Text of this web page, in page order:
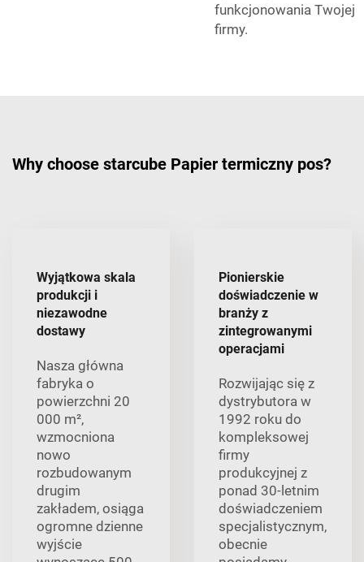
funkcjonowania Twojej
firmy.
Why choose starcube Papier termiczny pos?
Wyjątkowa skala
produkcji i
niezawodne
dostawy
Nasza główna
fabryka o
powierzchni 20
000 m²,
wzmocniona
nowo
rozbudowanym
drugim
zakładem, osiąga
ogromne dzienne
wyjście
Pionierskie
doświadczenie w
branży z
zintegrowanymi
operacjami
Rozwijając się z
dystrybutora w
1992 roku do
kompleksowej
firmy
produkcyjnej z
ponad 30-letnim
doświadczeniem
specjalistycznym,
obecnie